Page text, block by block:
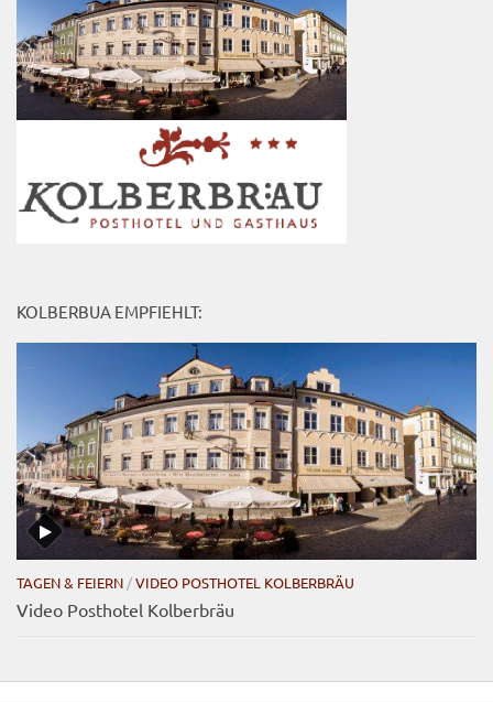
KOLBERBUA EMPFIEHLT:
TAGEN & FEIERN /VIDEO POSTHOTEL KOLBERBRÄU
Video Posthotel Kolberbräu